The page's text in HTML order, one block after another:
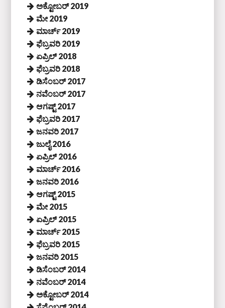
ಅಕ್ಟೋಬರ್ 2019
ಮೇ 2019
ಮಾರ್ಚ್ 2019
ಫೆಬ್ರವರಿ 2019
ಏಪ್ರಿಲ್ 2018
ಫೆಬ್ರವರಿ 2018
ಡಿಸೆಂಬರ್ 2017
ನವೆಂಬರ್ 2017
ಆಗಷ್ಟ್ 2017
ಫೆಬ್ರವರಿ 2017
ಜನವರಿ 2017
ಜುಲೈ 2016
ಏಪ್ರಿಲ್ 2016
ಮಾರ್ಚ್ 2016
ಜನವರಿ 2016
ಆಗಷ್ಟ್ 2015
ಮೇ 2015
ಏಪ್ರಿಲ್ 2015
ಮಾರ್ಚ್ 2015
ಫೆಬ್ರವರಿ 2015
ಜನವರಿ 2015
ಡಿಸೆಂಬರ್ 2014
ನವೆಂಬರ್ 2014
ಅಕ್ಟೋಬರ್ 2014